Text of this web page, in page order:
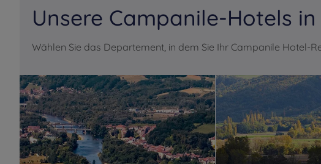
Unsere Campanile-Hotels
Wählen Sie das Departement, in dem Sie Ihr Campanile Hotel-